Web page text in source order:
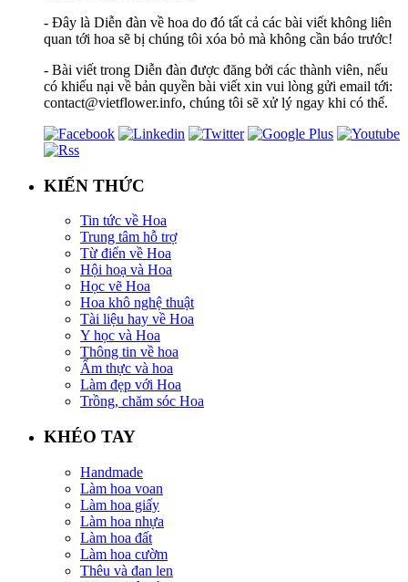
- Đây là Diễn đàn về hoa do đó tất cả các bài viết không liên
quan tới hoa sẽ bị chúng tôi xóa bỏ mà không cần báo trước!
- Bài viết trong Diễn đàn được đăng bởi các thành viên, nếu
có khiếu nại về bản quyền bài viết xin vui lòng gửi email tới:
contact@vietflower.info, chúng tôi sẽ xử lý ngay khi có thể.
KIẾN THỨC
Tin tức về Hoa
Trung tâm hỗ trợ
Từ điển về Hoa
Hội hoạ và Hoa
Học vẽ Hoa
Hoa khô nghệ thuật
Tài liệu hay về Hoa
Y học và Hoa
Thông tin về hoa
Ẩm thực và hoa
Làm đẹp với Hoa
Trồng, chăm sóc Hoa
KHÉO TAY
Handmade
Làm hoa voan
Làm hoa giấy
Làm hoa nhựa
Làm hoa đất
Làm hoa cườm
Thêu và đan len